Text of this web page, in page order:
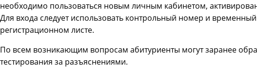
необходимо пользоваться новым личным кабинетом,
Для входа следует использовать контрольный номер и
регистрационном листе.
По всем возникающим вопросам абитуриенты могут заранее
тестирования за разъяснениями.